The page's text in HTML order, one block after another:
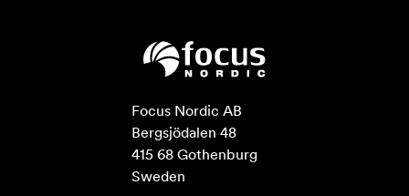
Focus Nordic AB
Bergsjödalen 48
415 68 Gothenburg
Sweden